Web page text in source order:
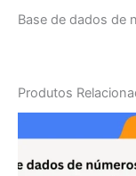
Base de dados de
Produtos